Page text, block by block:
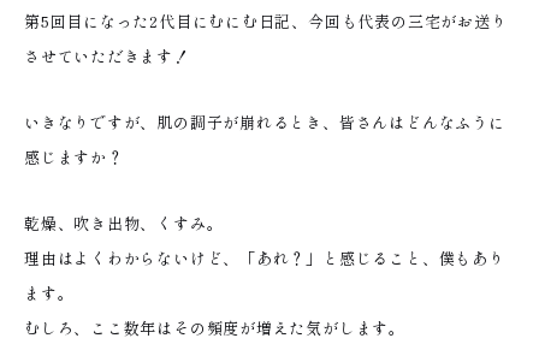
第5回目になった2代目にむにむ日記、今回も代表の三宅がお送り
させていただきます！
いきなりですが、肌の調子が崩れるとき、皆さんはどんなふうに
感じますか？
乾燥、吹き出物、くすみ。
理由はよくわからないけど、「あれ？」と感じること、僕もあり
ます。
むしろ、ここ数年はその頻度が増えた気がします。